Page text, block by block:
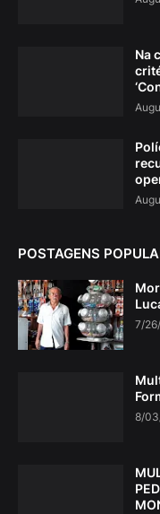
Na
POSTAGENS
7/
8/